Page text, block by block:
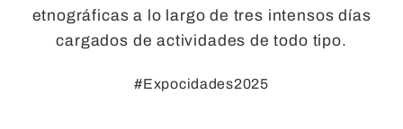
etnográficas a lo largo de tres intensos días
cargados de actividades de todo tipo.
#Expocidades2025